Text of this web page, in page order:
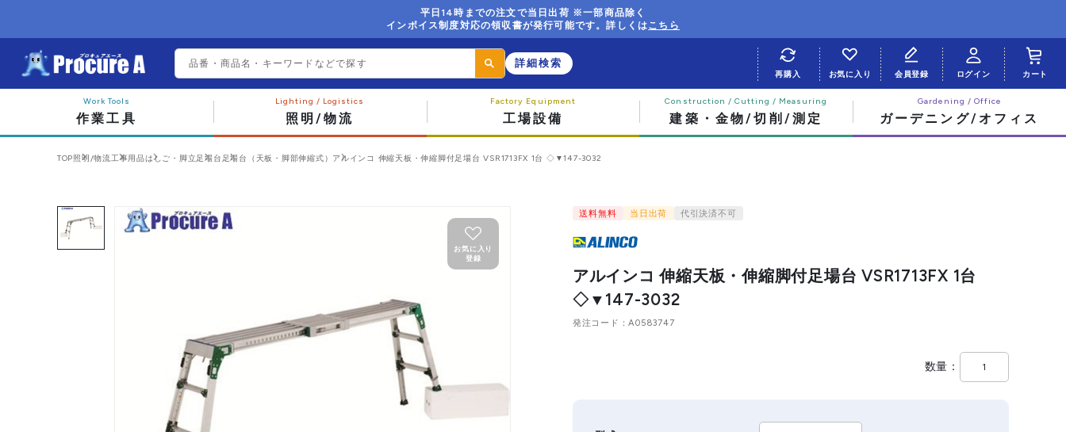
平日14時までの注文で当日出荷 ※一部商品除く
インボイス制度対応の領収書が発行可能です。詳しくはこちら
詳細検索
作業工具 照明/物流 工場設備 建築・金物/切削/測定 ガーデニング/オフィス
再購入 お気に入り 会員登録 ログイン カート
TOP照明/物流工事用品はしご・脚立足場台 足場台（天板・脚部伸縮式） アルインコ 伸縮天板・伸縮脚付足場台 VSR1713FX 1台 ◇▼147-3032
お気に入り
登録
送料無料 当日出荷 代引決済不可
アルインコ 伸縮天板・伸縮脚付足場台 VSR1713FX 1台
◇▼147-3032
発注コード A0583747
数量